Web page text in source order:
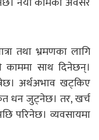
तथा भ्रमणका लागि
काममा साथ दिनेछन्।
अर्थअभाव खट्किए
धन जुट्नेछ। तर, खर्च
परिनेछ। व्यवसायमा